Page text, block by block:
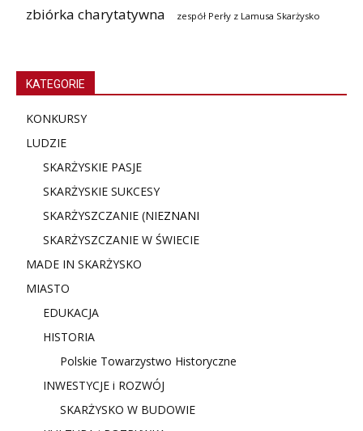
zbiórka charytatywna zespół Perły z Lamusa Skarżysko
KATEGORIE
KONKURSY
LUDZIE
SKARŻYSKIE PASJE
SKARŻYSKIE SUKCESY
SKARŻYSZCZANIE (NIEZNANI
SKARŻYSZCZANIE W ŚWIECIE
MADE IN SKARŻYSKO
MIASTO
EDUKACJA
HISTORIA
Polskie Towarzystwo Historyczne
INWESTYCJE i ROZWÓJ
SKARŻYSKO W BUDOWIE